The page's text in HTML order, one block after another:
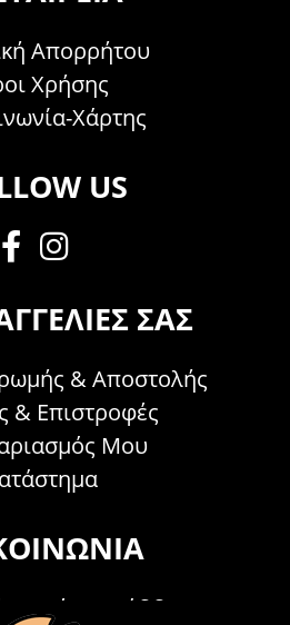
Απορρήτου
Χρήσης
Χάρτης
US
ΣΑΣ
& Αποστολής
& Επιστροφές
Μου
Δευτέρα - Σάββατο